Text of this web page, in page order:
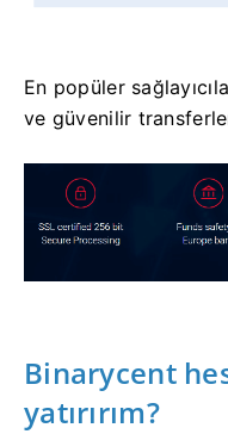
En popüler
ve güvenilir
Binarycent
yatırırım?